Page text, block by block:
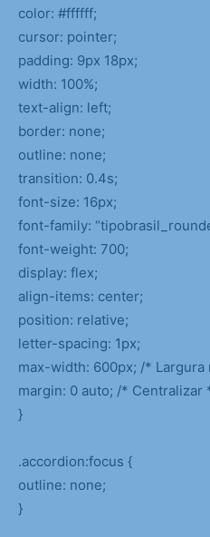
color: #ffffff;
cursor: pointer;
padding: 9px 18px;
width: 100%;
text-align: left;
border: none;
outline: none;
transition: 0.4s;
font-size: 16px;
font-family:
font-weight: 700;
display: flex;
align-items: center;
position: relative;
letter-spacing: 1px;
max-width: 600px; /* Largura
margin: 0 auto; /* Centralizar
}
.accordion:focus {
outline: none;
}